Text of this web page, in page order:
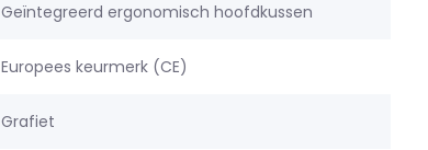
Geïntegreerd ergonomisch hoofdkussen
Europees keurmerk (CE)
Grafiet